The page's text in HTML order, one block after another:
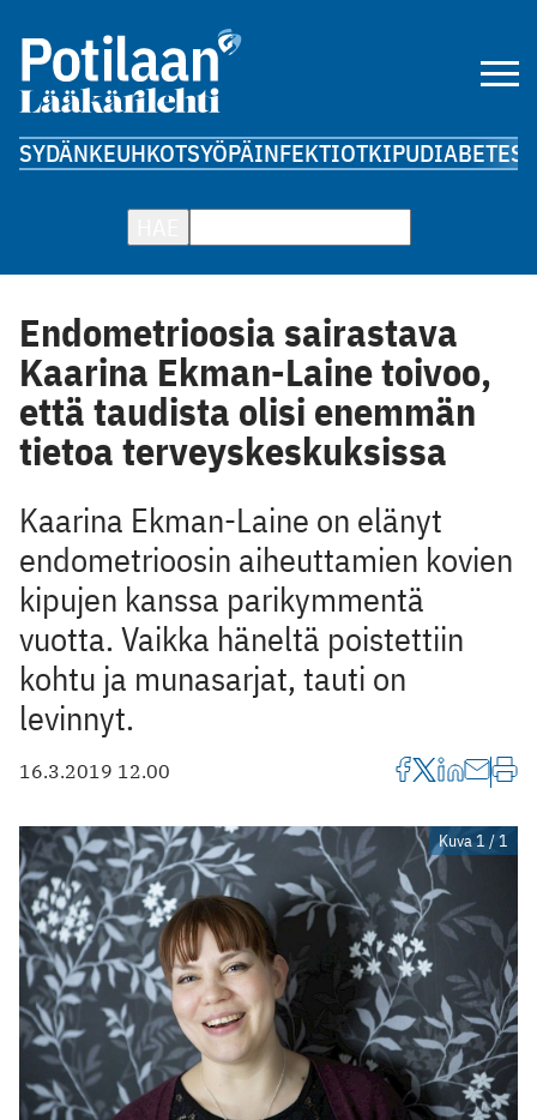
SYDÄNKEUHKOTSYÖPÄINFEKTIOTKIPUDIABETES
Endometrioosia sairastava
Kaarina Ekman-Laine toivoo,
että taudista olisi enemmän
tietoa terveyskeskuksissa
Kaarina Ekman-Laine on elänyt
endometrioosin aiheuttamien kovien
kipujen kanssa ­parikymmentä
vuotta. Vaikka häneltä poistettiin
kohtu ja munasarjat, ­tauti on
levinnyt.
16.3.2019 12.00
Kuva 1 / 1